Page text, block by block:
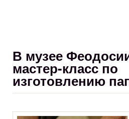
В музее
мастер-класс по
изготовлению